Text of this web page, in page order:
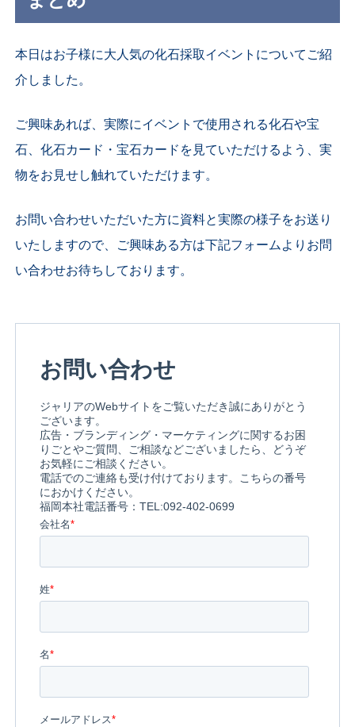
本日はお子様に大人気の化石採取イベントについてご紹
介しました。
ご興味あれば、実際にイベントで使用される化石や宝
石、化石カード・宝石カードを見ていただけるよう、実
物をお見せし触れていただけます。
お問い合わせいただいた方に資料と実際の様子をお送り
いたしますので、ご興味ある方は下記フォームよりお問
い合わせお待ちしております。